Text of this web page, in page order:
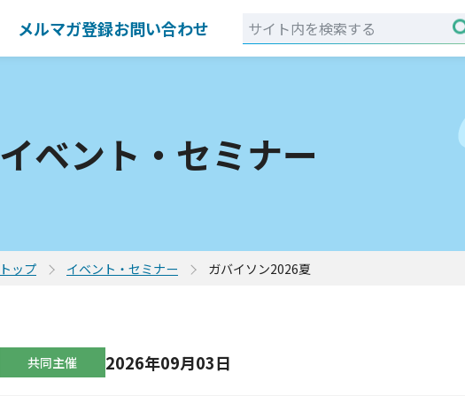
メルマガ登録お問い合わせ
イベント・セミナー
トップ イベント・セミナー ガバイソン2026夏
共同主催 2026年09月03日